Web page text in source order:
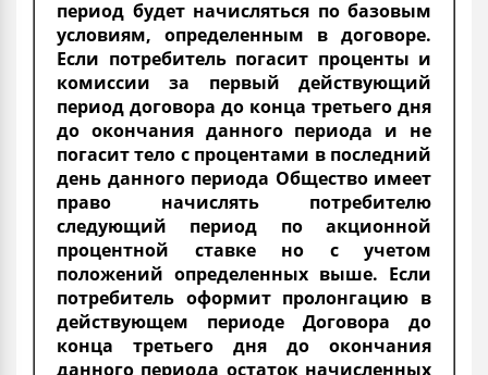
период будет начисляться по базовым
условиям, определенным в договоре.
Если потребитель погасит проценты и
комиссии за первый действующий
период договора до конца третьего дня
до окончания данного периода и не
погасит тело с процентами в последний
день данного периода Общество имеет
право начислять потребителю
следующий период по акционной
процентной ставке но с учетом
положений определенных выше. Если
потребитель оформит пролонгацию в
действующем периоде Договора до
конца третьего дня до окончания
данного периода остаток начисленных